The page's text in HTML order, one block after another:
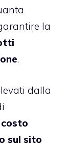
la
.
dalla
sul sito